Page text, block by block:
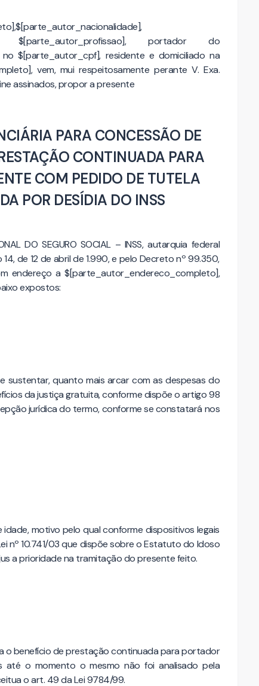
$[parte_autor_profissao], portador do
$[parte_autor_cpf], residente e domiciliado na
vem, mui respeitosamente perante V. Exa.
assinados, propor a presente
PARA CONCESSÃO DE
CONTINUADA PARA
COM PEDIDO DE TUTELA
POR DESÍDIA DO INSS
DO SEGURO SOCIAL – INSS, autarquia federal
de 12 de abril de 1.990, e pelo Decreto nº 99.350,
endereço a $[parte_autor_endereco_completo],
expostos:
sustentar, quanto mais arcar com as despesas do
da justiça gratuita, conforme dispõe o artigo 98
jurídica do termo, conforme se constatará nos
motivo pelo qual conforme dispositivos legais
nº 10.741/03 que dispõe sobre o Estatuto do Idoso
a prioridade na tramitação do presente feito.
o benefício de prestação continuada para portador
até o momento o mesmo não foi analisado pela
o art. 49 da Lei 9784/99.